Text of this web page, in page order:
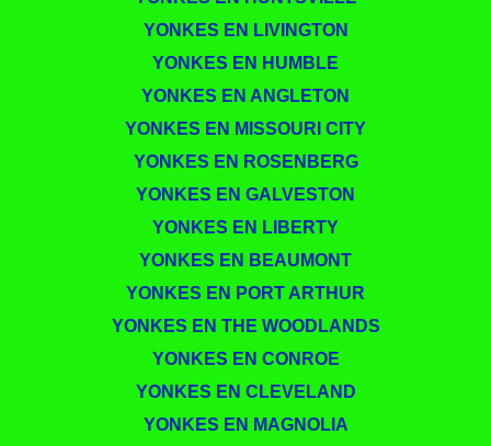
YONKES EN LIVINGTON
YONKES EN HUMBLE
YONKES EN ANGLETON
YONKES EN MISSOURI CITY
YONKES EN ROSENBERG
YONKES EN GALVESTON
YONKES EN LIBERTY
YONKES EN BEAUMONT
YONKES EN PORT ARTHUR
YONKES EN THE WOODLANDS
YONKES EN CONROE
YONKES EN CLEVELAND
YONKES EN MAGNOLIA